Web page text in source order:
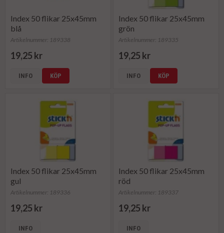
Index 50 flikar 25x45mm
blå
Artikelnummer: 189338
19,25 kr
INFO KÖP
Index 50 flikar 25x45mm
grön
Artikelnummer: 189335
19,25 kr
INFO KÖP
Index 50 flikar 25x45mm
gul
Artikelnummer: 189336
19,25 kr
INFO
Index 50 flikar 25x45mm
röd
Artikelnummer: 189337
19,25 kr
INFO